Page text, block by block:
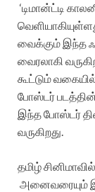
‘டிமான்ட்டி
வைக்கும் இந்த
வைரலாகி
கூட்டும்
போஸ்டர் படத்தின்
இந்த போஸ்டர்
வருகிறது.
தமிழ்
அனைவரையும்